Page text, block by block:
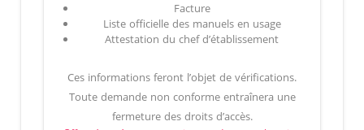
Facture
Liste officielle des manuels en usage
Attestation du chef d’établissement
Ces informations feront l’objet de vérifications.
Toute demande non conforme entraînera une
fermeture des droits d’accès.